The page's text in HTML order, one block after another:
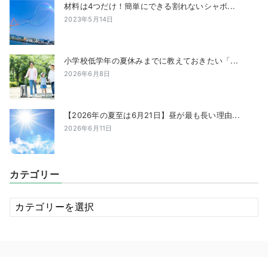
材料は4つだけ！簡単にできる割れないシャボ...
2023年5月14日
小学校低学年の夏休みまでに教えておきたい「...
2026年6月8日
【2026年の夏至は6月21日】昼が最も長い理由...
2026年6月11日
カテゴリー
カ
テ